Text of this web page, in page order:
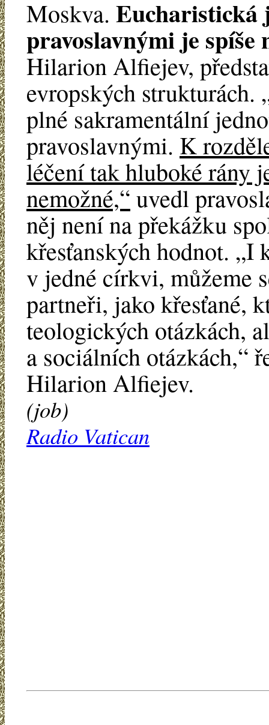
Moskva. Eucharistická
pravoslavnými je spíše
Hilarion Alfiejev,
evropských strukturách.
plné sakramentální
pravoslavnými. K
léčení tak hluboké rány
nemožné,“ uvedl
něj není na překážku
křesťanských hodnot. „I
v jedné církvi, můžeme
partneři, jako křesťané,
teologických otázkách,
a sociálních otázkách,“
Hilarion Alfiejev.
(job)
Radio Vatican